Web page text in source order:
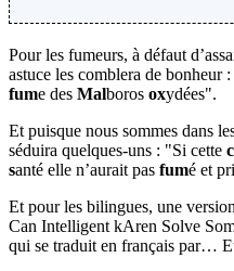
Pour les fumeurs, à défaut
astuce les comblera de bonheur
fume des Malboros oxydées".
Et puisque nous sommes dans
séduira quelques-uns : "Si cette c
santé elle n’aurait pas fumé et
Et pour les bilingues, une
Can Intelligent kAren Solve
qui se traduit en français par…